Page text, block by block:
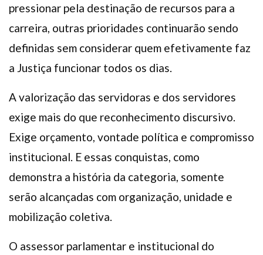
pressionar pela destinação de recursos para a
carreira, outras prioridades continuarão sendo
definidas sem considerar quem efetivamente faz
a Justiça funcionar todos os dias.
A valorização das servidoras e dos servidores
exige mais do que reconhecimento discursivo.
Exige orçamento, vontade política e compromisso
institucional. E essas conquistas, como
demonstra a história da categoria, somente
serão alcançadas com organização, unidade e
mobilização coletiva.
O assessor parlamentar e institucional do